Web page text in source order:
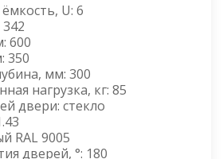
U: 6
600
350
мм: 300
нагрузка, кг: 85
двери: стекло
RAL 9005
дверей, °: 180